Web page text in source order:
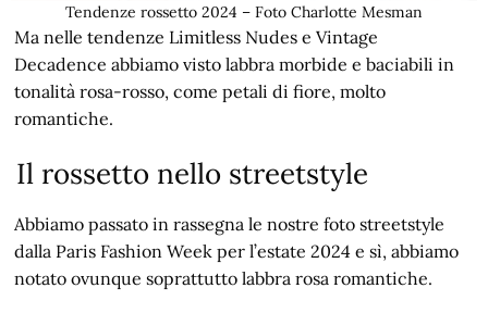
Tendenze rossetto 2024 – Foto Charlotte Mesman
Ma nelle tendenze Limitless Nudes e Vintage
Decadence abbiamo visto labbra morbide e baciabili in
tonalità rosa-rosso, come petali di fiore, molto
romantiche.
Il rossetto nello streetstyle
Abbiamo passato in rassegna le nostre foto streetstyle
dalla Paris Fashion Week per l’estate 2024 e sì, abbiamo
notato ovunque soprattutto labbra rosa romantiche.